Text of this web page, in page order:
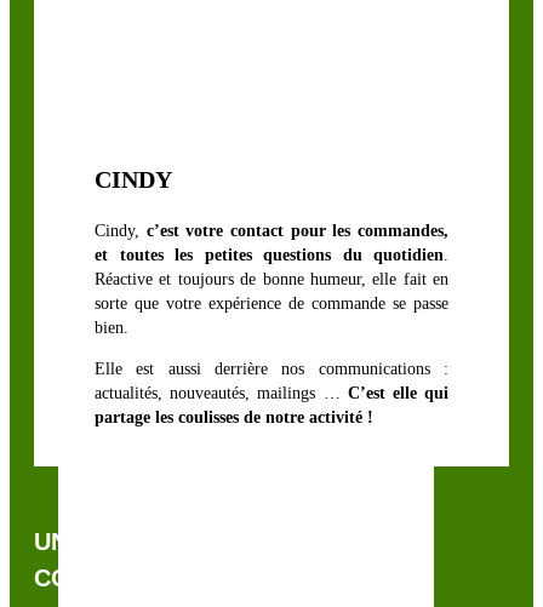
CINDY
Cindy, c’est votre contact pour les commandes,
et toutes les petites questions du quotidien.
Réactive et toujours de bonne humeur, elle fait en
sorte que votre expérience de commande se passe
bien.
Elle est aussi derrière nos communications :
actualités, nouveautés, mailings … C’est elle qui
partage les coulisses de notre activité !
UNE QUESTION, UN CONSEIL ?
CONTACTEZ-NOUS !